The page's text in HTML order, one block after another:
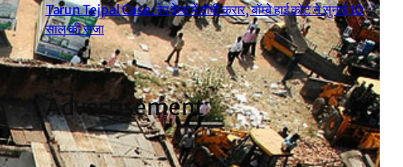
Tarun Tejpal Case: रेप केस में दोषी करार, बॉम्बे हाई कोर्ट ने सुनाई 10
साल की सजा
Advertisement